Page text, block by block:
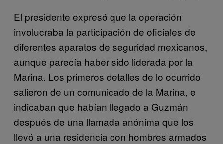
El presidente expresó que la operación
involucraba la participación de oficiales de
diferentes aparatos de seguridad mexicanos,
aunque parecía haber sido liderada por la
Marina. Los primeros detalles de lo ocurrido
salieron de un comunicado de la Marina, e
indicaban que habían llegado a Guzmán
después de una llamada anónima que los
llevó a una residencia con hombres armados